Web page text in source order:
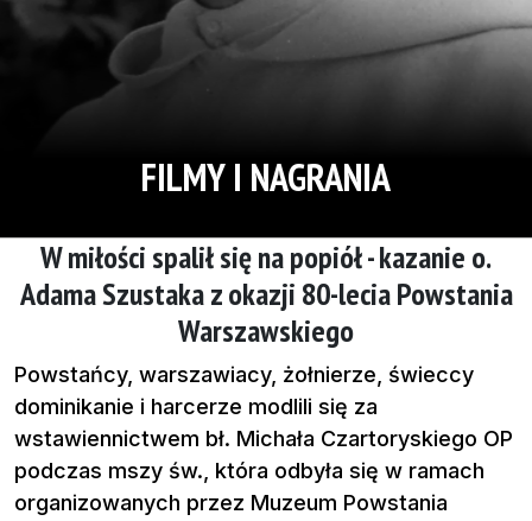
FILMY I NAGRANIA
W miłości spalił się na popiół - kazanie o.
Adama Szustaka z okazji 80-lecia Powstania
Warszawskiego
Powstańcy, warszawiacy, żołnierze, świeccy
dominikanie i harcerze modlili się za
wstawiennictwem bł. Michała Czartoryskiego OP
podczas mszy św., która odbyła się w ramach
organizowanych przez Muzeum Powstania